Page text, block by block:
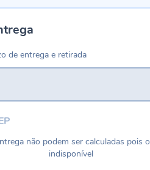
de entrega e retirada
não podem ser calculadas pois
indisponível